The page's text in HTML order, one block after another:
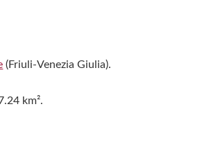
(Friuli-Venezia Giulia).
km².